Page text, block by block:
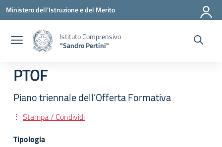
Vai ai contenuti
Vai al menu di navigazione
Vai al footer
Ministero dell'Istruzione e del Merito
Istituto Comprensivo
"Sandro Pertini"
PTOF
Piano triennale dell’Offerta Formativa
Stampa / Condividi
Tipologia